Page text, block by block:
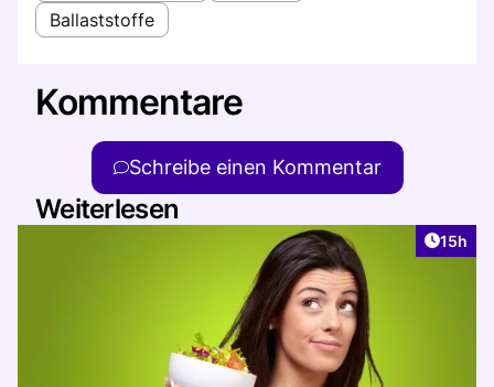
Ballaststoffe
Kommentare
Schreibe einen Kommentar
Weiterlesen
Artikel
15h